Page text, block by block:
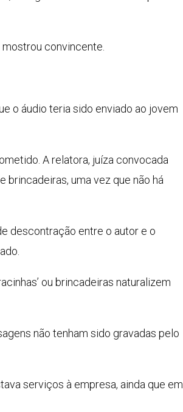
convincente.
o áudio teria sido enviado ao jovem
A relatora, juíza convocada
brincadeiras, uma vez que não há
descontração entre o autor e o
ou brincadeiras naturalizem
não tenham sido gravadas pelo
serviços à empresa, ainda que em